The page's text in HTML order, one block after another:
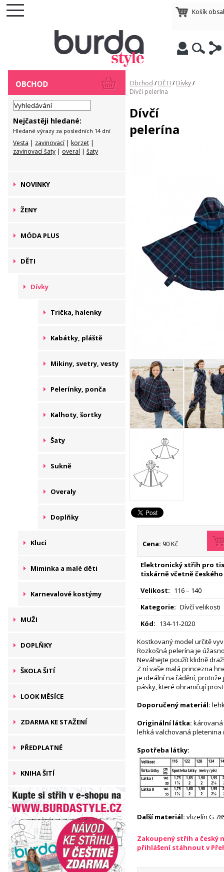
Košík
Nejčastěji hledané:
Hledané výrazy za posledních 14 dní
Vesta | zavinovací | korzet |
zavinovací šaty | overal | šaty
NOVINKY
ŽENY
MÓDA PLUS
DĚTI
Dívky
Trička, halenky
Kabátky, pláště
Mikiny, svetry, vesty
Pelerínky, ponča
Kalhoty, šortky
Šaty
Sukně
Overaly
Doplňky
Kluci
Miminka a malé děti
Karnevalové kostýmy
MUŽI
DOPLŇKY
ŠKOLA ŠITÍ
LOOK MĚSÍCE
ZDARMA KE STAŽENÍ
PŘEDPLATNÉ
KNIHA ŠITÍ
Obchod / DĚTI / Dívky/
Dívčí pelerína
Dívčí
pelerína
Cena: 90 Kč
Elektronický střih pro
tiskárně včetně českého
Velikost: 116 – 140
Kategorie: Dívčí velikosti
Kód: 134-11-2020
Kostkovaný model určitě
Rozkošná pelerína je
Neváhejte použít klidně
Z ní vaše malá princezna
je ideální na řádění,
pásky, které ohraničují
Doporučený materiál:
Originální látka: károvaná
lehká valchovaná pletenina
Spotřeba látky:
Další materiál: vlizelín G
Zakoupený střih a český
přihlášení stáhnout v